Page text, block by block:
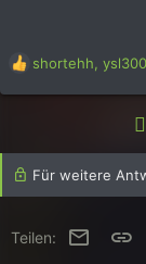
R
o
n
n
shortehh
Für weitere
Teilen: E-Mail